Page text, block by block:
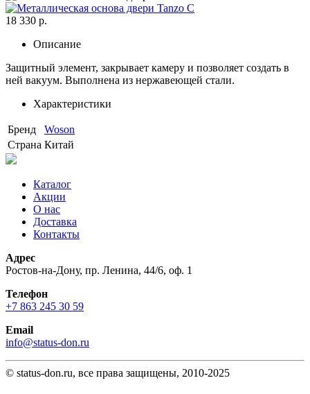
18 330 р.
Описание
Защитный элемент, закрывает камеру и позволяет создать в
ней вакуум. Выполнена из нержавеющей стали.
Характеристики
Бренд
Woson
Страна Китай
Каталог
Акции
О нас
Доставка
Контакты
Адрес
Ростов-на-Дону, пр. Ленина, 44/6, оф. 1
Телефон
+7 863 245 30 59
Email
info@status-don.ru
© status-don.ru, все права защищены, 2010-2025